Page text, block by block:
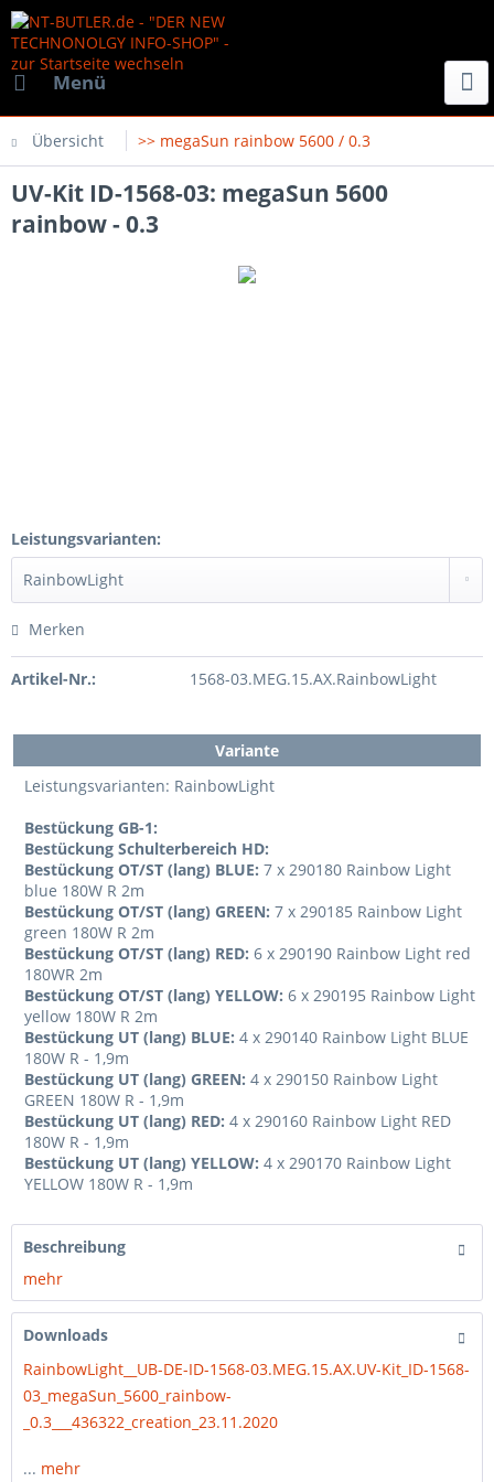
Menü
Übersicht >> megaSun rainbow 5600 / 0.3
UV-Kit ID-1568-03: megaSun 5600
rainbow - 0.3
Leistungsvarianten:
Merken
Artikel-Nr.: 1568-03.MEG.15.AX.RainbowLight
Variante
Leistungsvarianten: RainbowLight
Bestückung GB-1:
Bestückung Schulterbereich HD:
Bestückung OT/ST (lang) BLUE: 7 x 290180 Rainbow Light
blue 180W R 2m
Bestückung OT/ST (lang) GREEN: 7 x 290185 Rainbow Light
green 180W R 2m
Bestückung OT/ST (lang) RED: 6 x 290190 Rainbow Light red
180WR 2m
Bestückung OT/ST (lang) YELLOW: 6 x 290195 Rainbow Light
yellow 180W R 2m
Bestückung UT (lang) BLUE: 4 x 290140 Rainbow Light BLUE
180W R - 1,9m
Bestückung UT (lang) GREEN: 4 x 290150 Rainbow Light
GREEN 180W R - 1,9m
Bestückung UT (lang) RED: 4 x 290160 Rainbow Light RED
180W R - 1,9m
Bestückung UT (lang) YELLOW: 4 x 290170 Rainbow Light
YELLOW 180W R - 1,9m
Beschreibung
mehr
Downloads
RainbowLight__UB-DE-ID-1568-03.MEG.15.AX.UV-Kit_ID-1568-
03_megaSun_5600_rainbow-
_0.3___436322_creation_23.11.2020
... mehr